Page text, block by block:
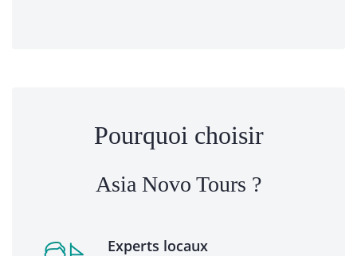
Pourquoi choisir
Asia Novo Tours ?
Experts locaux